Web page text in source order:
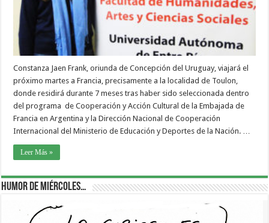
Constanza Jaen Frank, oriunda de Concepción del Uruguay, viajará el
próximo martes a Francia, precisamente a la localidad de Toulon,
donde residirá durante 7 meses tras haber sido seleccionada dentro
del programa de Cooperación y Acción Cultural de la Embajada de
Francia en Argentina y la Dirección Nacional de Cooperación
Internacional del Ministerio de Educación y Deportes de la Nación. …
Leer Más »
Humor de Miércoles…